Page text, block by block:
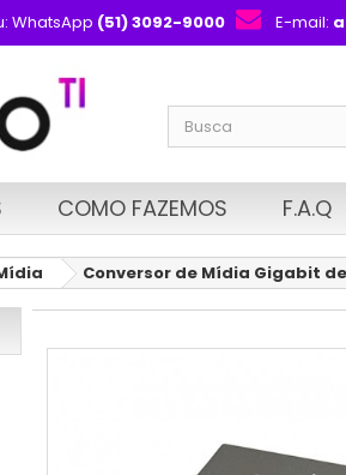
WhatsApp (51) 3092-9000 E-mail:
COMO FAZEMOS F.A.Q
Conversor de Mídia Gigabit de